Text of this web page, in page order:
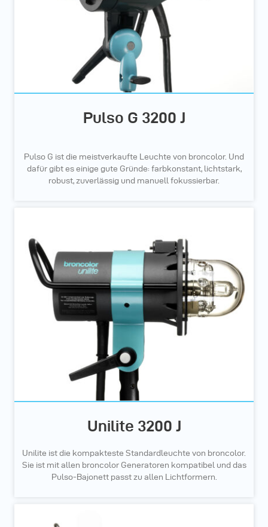
Pulso G 3200 J
Pulso G ist die meistverkaufte Leuchte von broncolor. Und
dafür gibt es einige gute Gründe: farbkonstant, lichtstark,
robust, zuverlässig und manuell fokussierbar.
Unilite 3200 J
Unilite ist die kompakteste Standardleuchte von broncolor.
Sie ist mit allen broncolor Generatoren kompatibel und das
Pulso-Bajonett passt zu allen Lichtformern.